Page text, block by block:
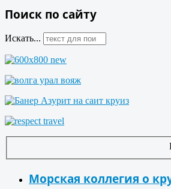
Поиск по сайту
Искать...
Морская коллегия о